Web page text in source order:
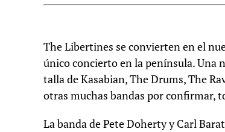
The Libertines se convierten en el
único concierto en la península. Una
talla de Kasabian, The Drums, The
otras muchas bandas por confirmar,
La banda de Pete Doherty y Carl